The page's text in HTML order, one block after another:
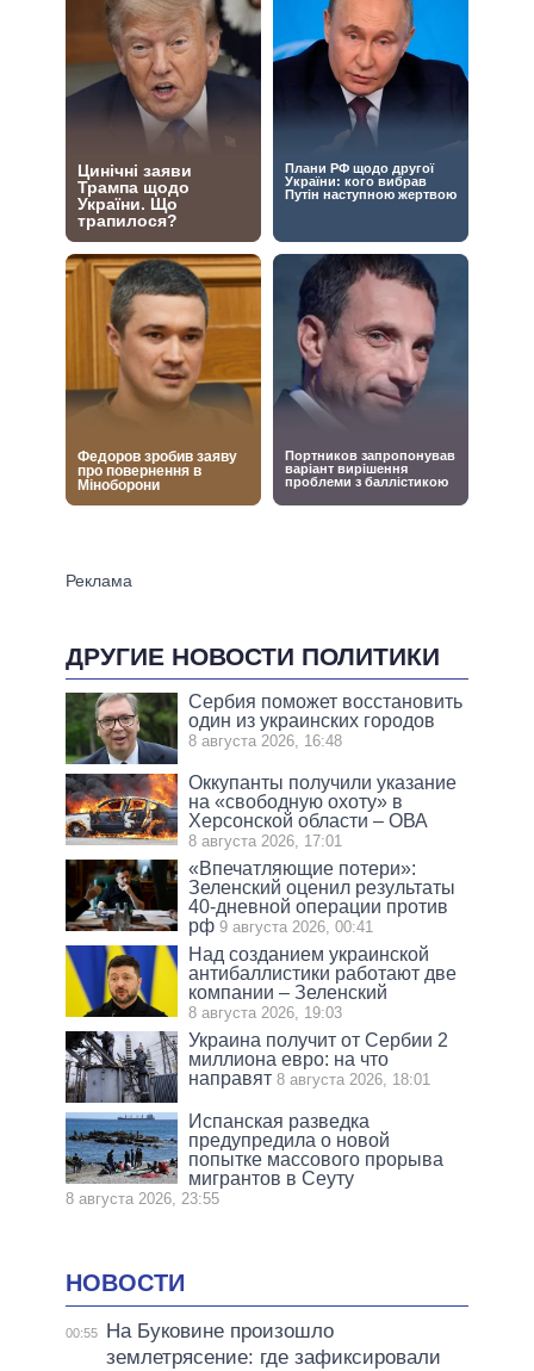
ДРУГИЕ НОВОСТИ ПОЛИТИКИ
Сербия поможет восстановить
один из украинских городов
8 августа 2026, 16:48
Оккупанты получили указание
на «свободную охоту» в
Херсонской области – ОВА
8 августа 2026, 17:01
«Впечатляющие потери»:
Зеленский оценил результаты
40-дневной операции против
рф 9 августа 2026, 00:41
Над созданием украинской
антибаллистики работают две
компании – Зеленский
8 августа 2026, 19:03
Украина получит от Сербии 2
миллиона евро: на что
направят 8 августа 2026, 18:01
Испанская разведка
предупредила о новой
попытке массового прорыва
мигрантов в Сеуту
8 августа 2026, 23:55
НОВОСТИ
00:55
На Буковине произошло
землетрясение: где зафиксировали